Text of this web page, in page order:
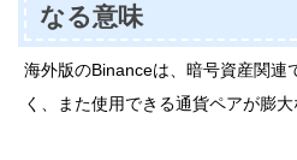
なる意味
海外版のBinanceは、暗号資産関連
く、また使用できる通貨ペアが膨大